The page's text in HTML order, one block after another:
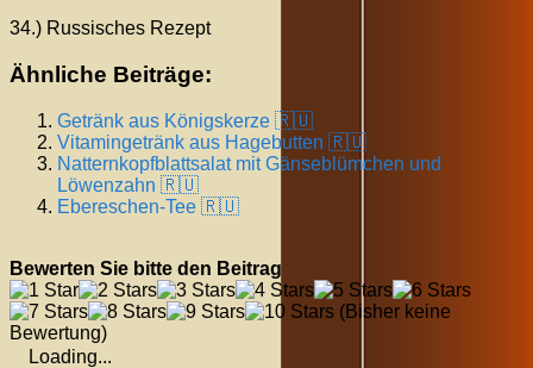
34.) Russisches Rezept
Ähnliche Beiträge:
Getränk aus Königskerze 🇷🇺
Vitamingetränk aus Hagebutten 🇷🇺
Natternkopfblattsalat mit Gänseblümchen und
Löwenzahn 🇷🇺
Ebereschen-Tee 🇷🇺
Bewerten Sie bitte den Beitrag
(Bisher keine
Bewertung)
Loading...